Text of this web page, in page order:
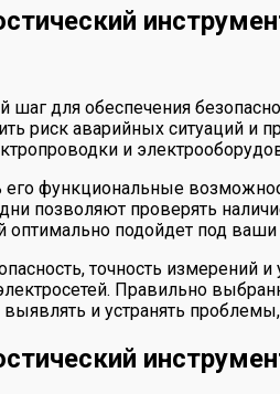
для обеспечения
риск аварийных ситуаций и
и
функциональные
позволяют проверять
оптимально подойдет под
точность измерений
Правильно
и устранять